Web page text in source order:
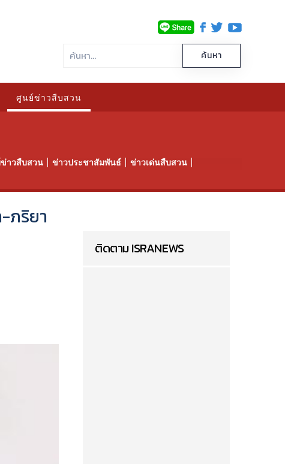
ศูนย์ข่าวสืบสวน
าวสืบสวน ข่าวประชาสัมพันธ์
ข่าวเด่นสืบสวน
ภริยา
ติดตาม ISRANEWS